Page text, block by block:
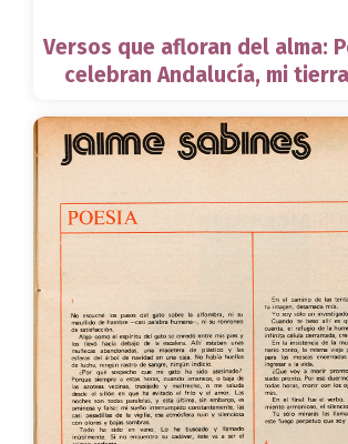
Versos que afloran del alma:
celebran Andalucía, mi